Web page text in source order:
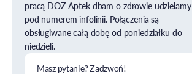
pracą DOZ Aptek dbam o zdrowie udzielamy
pod numerem infolinii. Połączenia są
obsługiwane całą dobę od poniedziałku do
niedzieli.
Masz pytanie? Zadzwoń!